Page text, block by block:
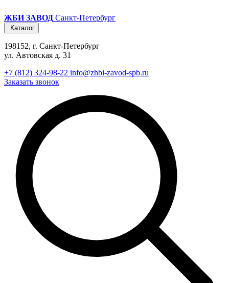
ЖБИ ЗАВОД Санкт-Петербург
Каталог
198152, г. Санкт-Петербург
ул. Автовская д. 31
+7 (812) 324-98-22 info@zhbi-zavod-spb.ru
Заказать звонок